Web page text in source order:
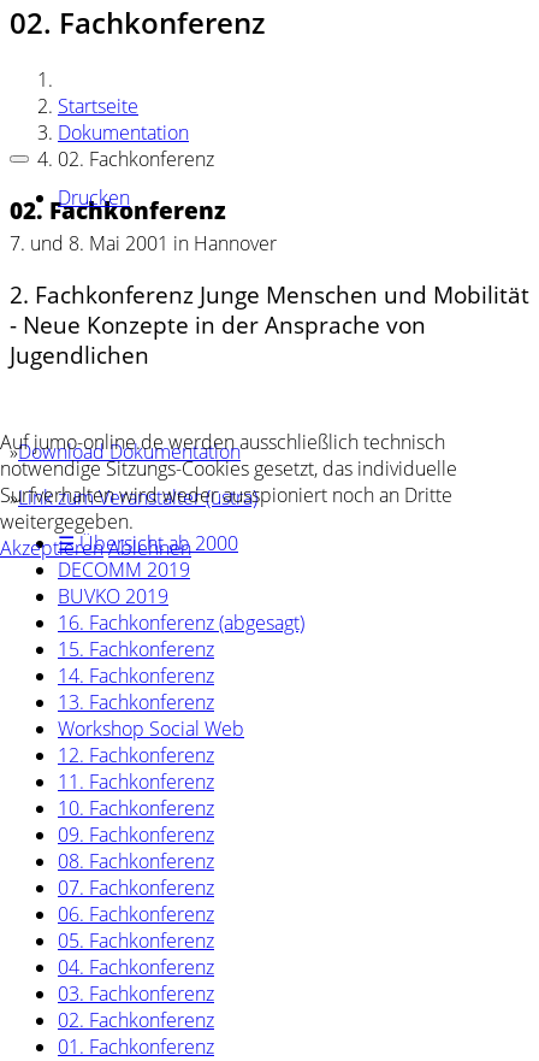
02. Fachkonferenz
Startseite
Dokumentation
02. Fachkonferenz
02. Fachkonferenz
Drucken
7. und 8. Mai 2001 in Hannover
2. Fachkonferenz Junge Menschen und Mobilität
- Neue Konzepte in der Ansprache von
Jugendlichen
»Download Dokumentation
»Link zum Veranstalter (üstra)
☰ Übersicht ab 2000
DECOMM 2019
BUVKO 2019
16. Fachkonferenz (abgesagt)
15. Fachkonferenz
14. Fachkonferenz
13. Fachkonferenz
Workshop Social Web
12. Fachkonferenz
11. Fachkonferenz
10. Fachkonferenz
09. Fachkonferenz
08. Fachkonferenz
07. Fachkonferenz
06. Fachkonferenz
05. Fachkonferenz
04. Fachkonferenz
03. Fachkonferenz
02. Fachkonferenz
01. Fachkonferenz
Auf jumo-online.de werden ausschließlich technisch
notwendige Sitzungs-Cookies gesetzt, das individuelle
Surfverhalten wird weder ausspioniert noch an Dritte
weitergegeben.
AkzeptierenAblehnen